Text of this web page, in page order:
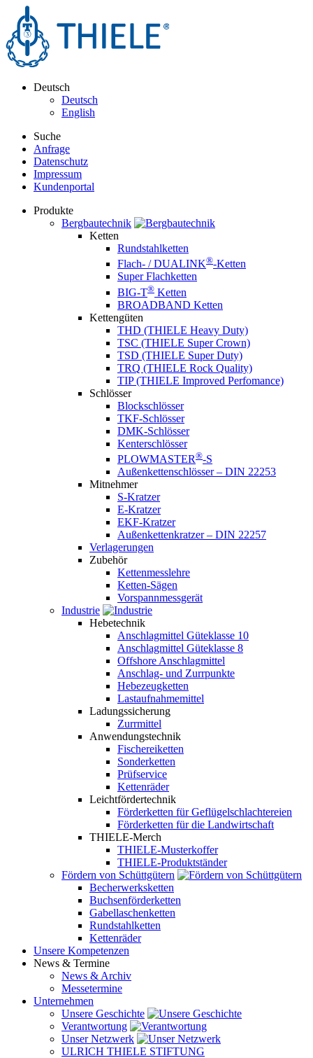
Deutsch
Deutsch
English
Suche
Anfrage
Datenschutz
Impressum
Kundenportal
Produkte
Bergbautechnik
Ketten
Rundstahlketten
Flach- / DUALINK®-Ketten
Super Flachketten
BIG-T® Ketten
BROADBAND Ketten
Kettengüten
THD (THIELE Heavy Duty)
TSC (THIELE Super Crown)
TSD (THIELE Super Duty)
TRQ (THIELE Rock Quality)
TIP (THIELE Improved Perfomance)
Schlösser
Blockschlösser
TKF-Schlösser
DMK-Schlösser
Kenterschlösser
PLOWMASTER®-S
Außenkettenschlösser – DIN 22253
Mitnehmer
S-Kratzer
E-Kratzer
EKF-Kratzer
Außenkettenkratzer – DIN 22257
Verlagerungen
Zubehör
Kettenmesslehre
Ketten-Sägen
Vorspannmessgerät
Industrie
Hebetechnik
Anschlagmittel Güteklasse 10
Anschlagmittel Güteklasse 8
Offshore Anschlagmittel
Anschlag- und Zurrpunkte
Hebezeugketten
Lastaufnahmemittel
Ladungssicherung
Zurrmittel
Anwendungstechnik
Fischereiketten
Sonderketten
Prüfservice
Kettenräder
Leichtfördertechnik
Förderketten für Geflügelschlachtereien
Förderketten für die Landwirtschaft
THIELE-Merch
THIELE-Musterkoffer
THIELE-Produktständer
Fördern von Schüttgütern
Becherwerksketten
Buchsenförderketten
Gabellaschenketten
Rundstahlketten
Kettenräder
Unsere Kompetenzen
News & Termine
News & Archiv
Messetermine
Unternehmen
Unsere Geschichte
Verantwortung
Unser Netzwerk
ULRICH THIELE STIFTUNG